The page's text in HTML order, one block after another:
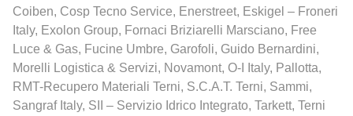
Coiben, Cosp Tecno Service, Enerstreet, Eskigel – Froneri
Italy, Exolon Group, Fornaci Briziarelli Marsciano, Free
Luce & Gas, Fucine Umbre, Garofoli, Guido Bernardini,
Morelli Logistica & Servizi, Novamont, O-I Italy, Pallotta,
RMT-Recupero Materiali Terni, S.C.A.T. Terni, Sammi,
Sangraf Italy, SII – Servizio Idrico Integrato, Tarkett, Terni